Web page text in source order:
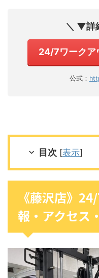
＼ ▼詳
24/7ワークア
公式：
目次 [表示]
《藤沢店》
報・アクセス